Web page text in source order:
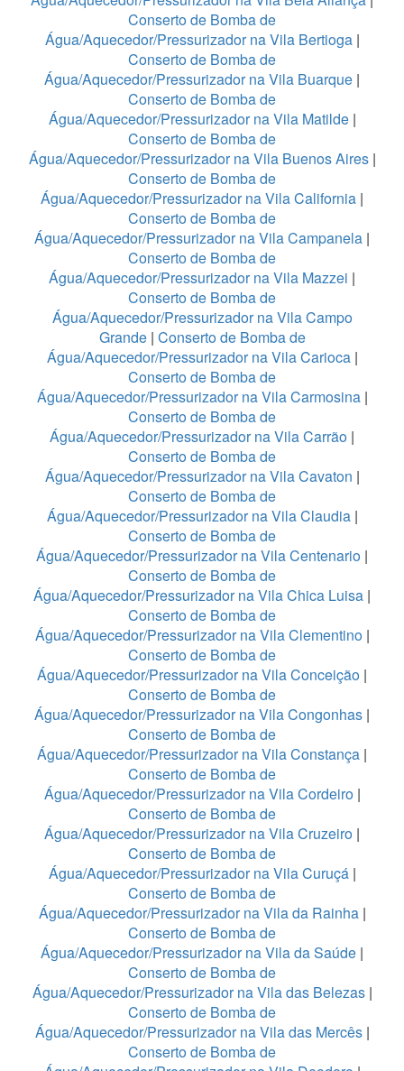
Conserto de Bomba de
Água/Aquecedor/Pressurizador na Vila Bertioga|
Conserto de Bomba de
Água/Aquecedor/Pressurizador na Vila Buarque |
Conserto de Bomba de
Água/Aquecedor/Pressurizador na Vila Matilde|
Conserto de Bomba de
Água/Aquecedor/Pressurizador na Vila Buenos Aires|
Conserto de Bomba de
Água/Aquecedor/Pressurizador na Vila California |
Conserto de Bomba de
Água/Aquecedor/Pressurizador na Vila Campanela |
Conserto de Bomba de
Água/Aquecedor/Pressurizador na Vila Mazzei |
Conserto de Bomba de
Água/Aquecedor/Pressurizador na Vila Campo
Grande| Conserto de Bomba de
Água/Aquecedor/Pressurizador na Vila Carioca|
Conserto de Bomba de
Água/Aquecedor/Pressurizador na Vila Carmosina|
Conserto de Bomba de
Água/Aquecedor/Pressurizador na Vila Carrão |
Conserto de Bomba de
Água/Aquecedor/Pressurizador na Vila Cavaton |
Conserto de Bomba de
Água/Aquecedor/Pressurizador na Vila Claudia|
Conserto de Bomba de
Água/Aquecedor/Pressurizador na Vila Centenario |
Conserto de Bomba de
Água/Aquecedor/Pressurizador na Vila Chica Luisa |
Conserto de Bomba de
Água/Aquecedor/Pressurizador na Vila Clementino|
Conserto de Bomba de
Água/Aquecedor/Pressurizador na Vila Conceição |
Conserto de Bomba de
Água/Aquecedor/Pressurizador na Vila Congonhas |
Conserto de Bomba de
Água/Aquecedor/Pressurizador na Vila Constança |
Conserto de Bomba de
Água/Aquecedor/Pressurizador na Vila Cordeiro|
Conserto de Bomba de
Água/Aquecedor/Pressurizador na Vila Cruzeiro |
Conserto de Bomba de
Água/Aquecedor/Pressurizador na Vila Curuçá |
Conserto de Bomba de
Água/Aquecedor/Pressurizador na Vila da Rainha |
Conserto de Bomba de
Água/Aquecedor/Pressurizador na Vila da Saúde |
Conserto de Bomba de
Água/Aquecedor/Pressurizador na Vila das Belezas|
Conserto de Bomba de
Água/Aquecedor/Pressurizador na Vila das Mercês|
Conserto de Bomba de